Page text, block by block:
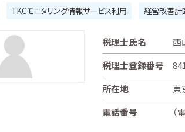
TKCモニタリング情報サービス利用 経営改善計
税理士氏名
西
税理士登録番号
所在地
東
電話番号
（